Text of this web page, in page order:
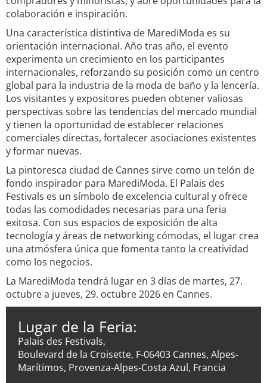
colaboración e inspiración.
Una característica distintiva de MarediModa es su
orientación internacional. Año tras año, el evento
experimenta un crecimiento en los participantes
internacionales, reforzando su posición como un centro
global para la industria de la moda de baño y la lencería.
Los visitantes y expositores pueden obtener valiosas
perspectivas sobre las tendencias del mercado mundial
y tienen la oportunidad de establecer relaciones
comerciales directas, fortalecer asociaciones existentes
y formar nuevas.
La pintoresca ciudad de Cannes sirve como un telón de
fondo inspirador para MarediModa. El Palais des
Festivals es un símbolo de excelencia cultural y ofrece
todas las comodidades necesarias para una feria
exitosa. Con sus espacios de exposición de alta
tecnología y áreas de networking cómodas, el lugar crea
una atmósfera única que fomenta tanto la creatividad
como los negocios.
La MarediModa tendrá lugar en 3 días de martes, 27.
octubre a jueves, 29. octubre 2026 en Cannes.
Lugar de la Feria:
Palais des Festivals,
Boulevard de la Croisette, F-06403 Cannes, Alpes-
Marítimos, Provenza-Alpes-Costa Azul, Francia